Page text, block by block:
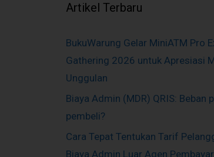
Artikel Terbaru
BukuWarung Gelar MiniATM Pro
Gathering 2026 untuk Apresiasi
Unggulan
Biaya Admin (MDR) QRIS: Beban
pembeli?
Cara Tepat Tentukan Tarif
Biaya Admin Luar Agen